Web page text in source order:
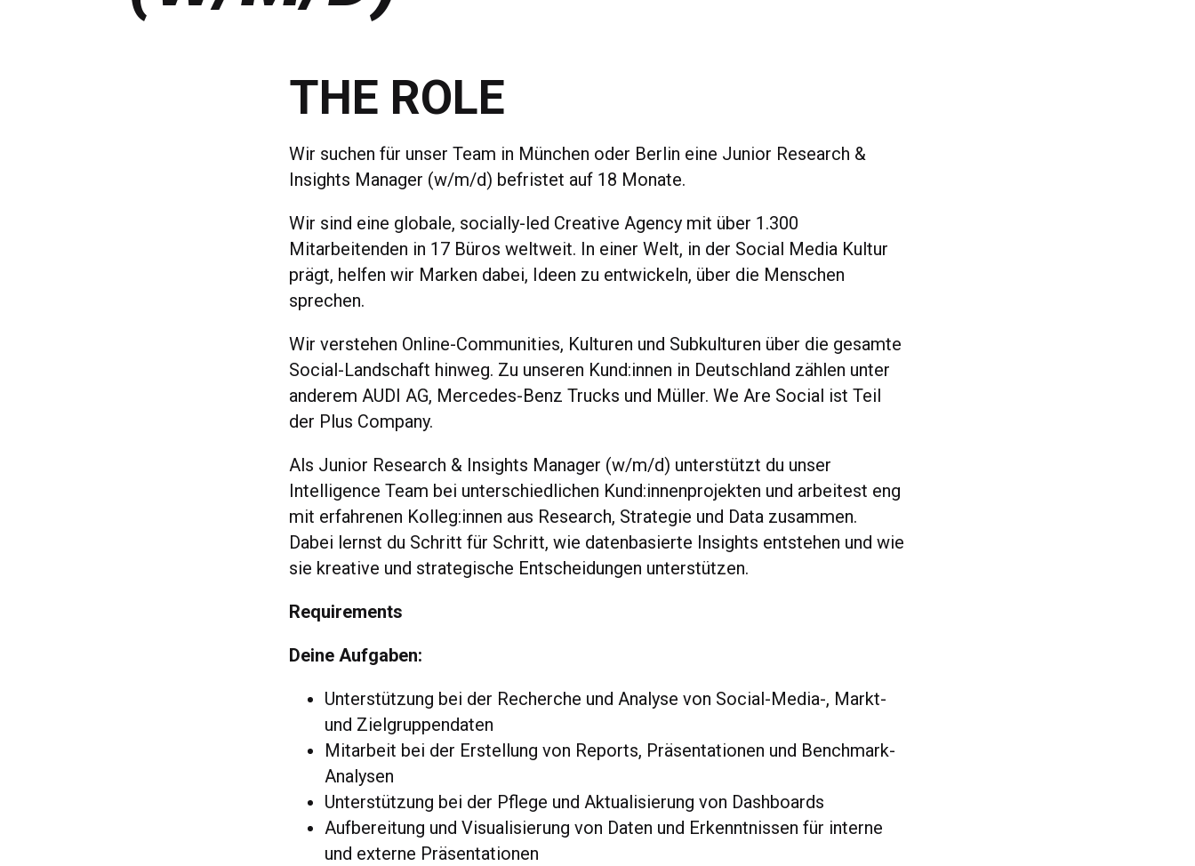
THE ROLE
Wir suchen für unser Team in München oder Berlin eine Junior Research &
Insights Manager (w/m/d) befristet auf 18 Monate.
Wir sind eine globale, socially-led Creative Agency mit über 1.300
Mitarbeitenden in 17 Büros weltweit. In einer Welt, in der Social Media Kultur
prägt, helfen wir Marken dabei, Ideen zu entwickeln, über die Menschen
sprechen.
Wir verstehen Online-Communities, Kulturen und Subkulturen über die gesamte
Social-Landschaft hinweg. Zu unseren Kund:innen in Deutschland zählen unter
anderem AUDI AG, Mercedes-Benz Trucks und Müller. We Are Social ist Teil
der Plus Company.
Als Junior Research & Insights Manager (w/m/d) unterstützt du unser
Intelligence Team bei unterschiedlichen Kund:innenprojekten und arbeitest eng
mit erfahrenen Kolleg:innen aus Research, Strategie und Data zusammen.
Dabei lernst du Schritt für Schritt, wie datenbasierte Insights entstehen und wie
sie kreative und strategische Entscheidungen unterstützen.
Requirements
Deine Aufgaben:
Unterstützung bei der Recherche und Analyse von Social-Media-, Markt-
und Zielgruppendaten
Mitarbeit bei der Erstellung von Reports, Präsentationen und Benchmark-
Analysen
Unterstützung bei der Pflege und Aktualisierung von Dashboards
Aufbereitung und Visualisierung von Daten und Erkenntnissen für interne
und externe Präsentationen